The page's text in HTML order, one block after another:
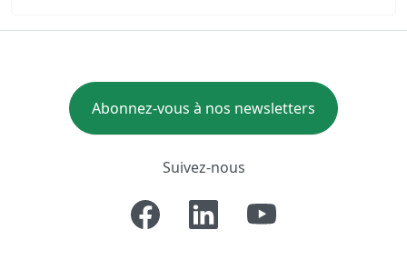
Abonnez-vous à nos newsletters
Suivez-nous